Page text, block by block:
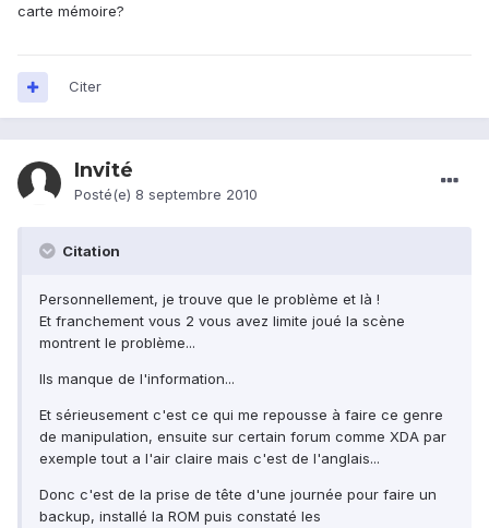
carte mémoire?
Citer
Invité
Posté(e) 8 septembre 2010
Citation
Personnellement, je trouve que le problème et là !
Et franchement vous 2 vous avez limite joué la scène
montrent le problème...
Ils manque de l'information...
Et sérieusement c'est ce qui me repousse à faire ce genre
de manipulation, ensuite sur certain forum comme XDA par
exemple tout a l'air claire mais c'est de l'anglais...
Donc c'est de la prise de tête d'une journée pour faire un
backup, installé la ROM puis constaté les